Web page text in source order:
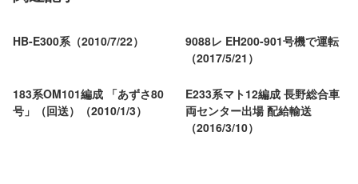
HB-E300系（2010/7/22）
9088レ EH200-901号機で運転
（2017/5/21）
183系OM101編成 「あずさ80
号」（回送）（2010/1/3）
E233系マト12編成 長野総合車
両センター出場 配給輸送
（2016/3/10）